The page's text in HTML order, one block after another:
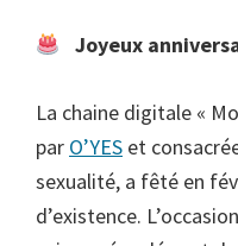
Joyeux
La chaine digitale «
par O’YES et
sexualité, a fêté en
d’existence.